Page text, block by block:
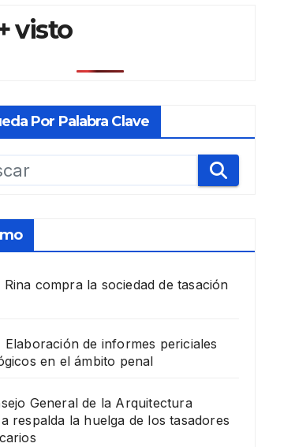
visto
Por Palabra Clave
compra la sociedad de tasación
Elaboración de informes periciales
en el ámbito penal
General de la Arquitectura
respalda la huelga de los tasadores